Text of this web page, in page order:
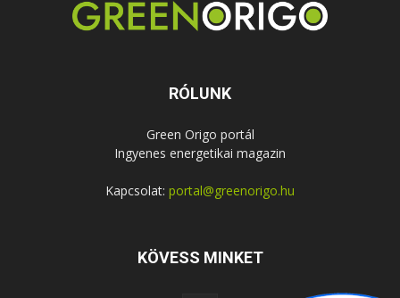
RÓLUNK
Green Origo portál
Ingyenes energetikai magazin
Kapcsolat: portal@greenorigo.hu
KÖVESS MINKET